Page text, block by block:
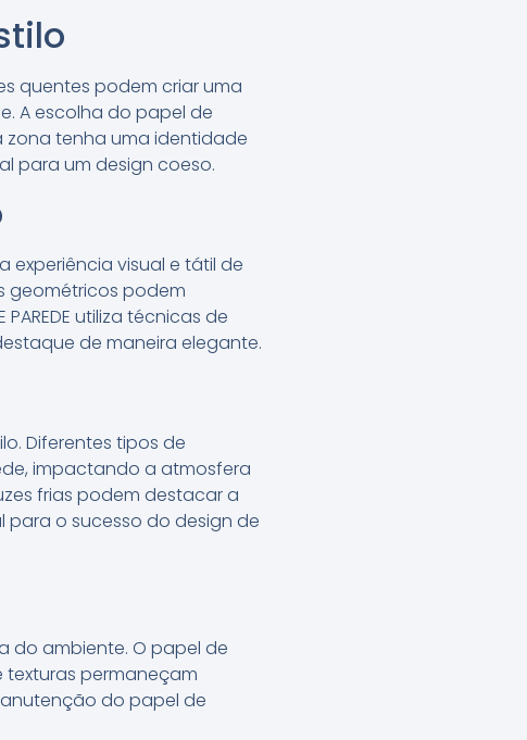
quentes podem criar uma
A escolha do papel de
tenha uma identidade
para um design coeso.
visual e tátil de
geométricos podem
PAREDE utiliza técnicas de
de maneira elegante.
Diferentes tipos de
impactando a atmosfera
frias podem destacar a
o sucesso do design de
do ambiente. O papel de
permaneçam
manutenção do papel de